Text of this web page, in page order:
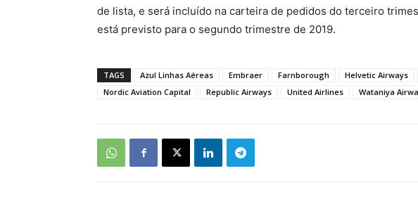
de lista, e será incluído na carteira de pedidos do terceiro
está previsto para o segundo trimestre de 2019.
TAGS Azul Linhas Aéreas Embraer Farnborough Helvetic Airways
Nordic Aviation Capital
Republic Airways United Airlines Wataniya